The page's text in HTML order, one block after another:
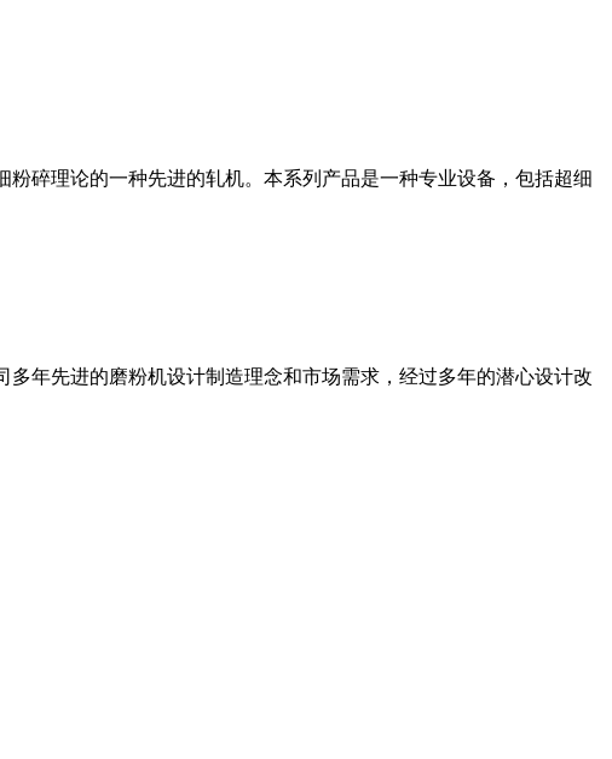
碎理论的一种先进的轧机。本系列产品是一种专业设备，包括超细
年先进的磨粉机设计制造理念和市场需求，经过多年的潜心设计改